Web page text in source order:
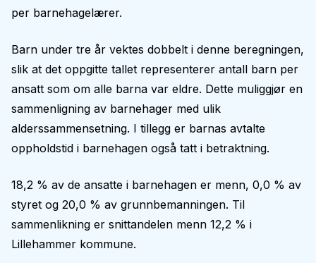
per barnehagelærer.
Barn under tre år vektes dobbelt i denne beregningen,
slik at det oppgitte tallet representerer antall barn per
ansatt som om alle barna var eldre. Dette muliggjør en
sammenligning av barnehager med ulik
alderssammensetning. I tillegg er barnas avtalte
oppholdstid i barnehagen også tatt i betraktning.
18,2 % av de ansatte i barnehagen er menn, 0,0 % av
styret og 20,0 % av grunnbemanningen. Til
sammenlikning er snittandelen menn 12,2 % i
Lillehammer kommune.